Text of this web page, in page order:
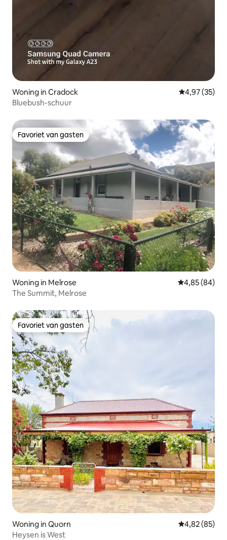
Woning in Cradock Gemiddelde
4,97 (35)
Bluebush-schuur
Favoriet van gasten
Favoriet van gasten
Woning in Melrose Gemiddelde
4,85 (84)
The Summit, Melrose
Favoriet van gasten
Favoriet van gasten
Woning in Quorn Gemiddelde
4,82 (85)
Heysen is West